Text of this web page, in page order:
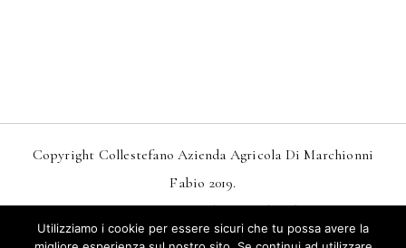
Copyright Collestefano Azienda Agricola Di Marchionni
Fabio 2019.
DesignMarkDesignStudio.itAndWebtoo.it
Privacy – Condizioni Generali Di Vendita
Utilizziamo i cookie per essere sicuri che tu possa avere la